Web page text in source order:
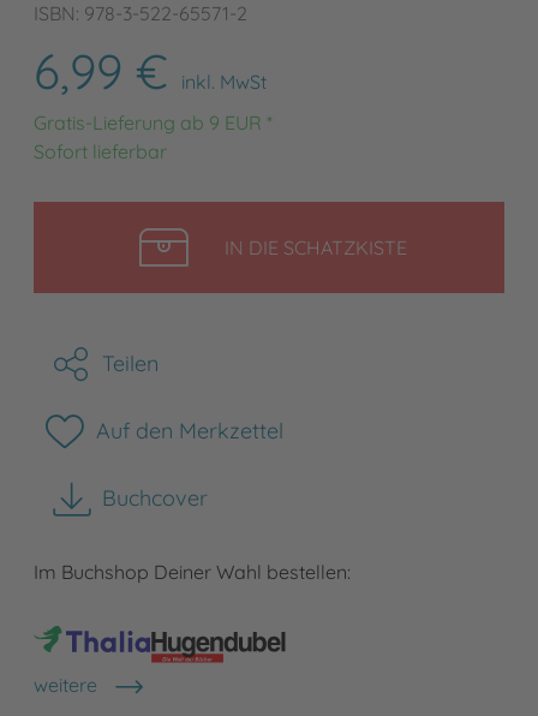
ISBN: 978-3-522-65571-2
6,99 €
inkl. MwSt
Gratis-Lieferung ab 9 EUR *
Sofort lieferbar
IN DIE SCHATZKISTELEGEN
Teilen
Auf den Merkzettel
Buchcover
herunterladen
Im Buchshop Deiner Wahl bestellen:
weitere
Shops anzeigen